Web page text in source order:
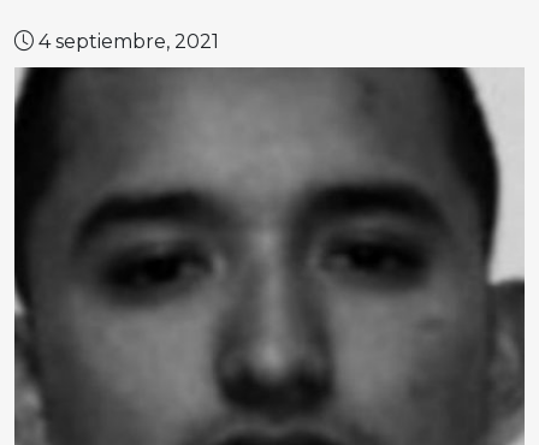
4 septiembre, 2021